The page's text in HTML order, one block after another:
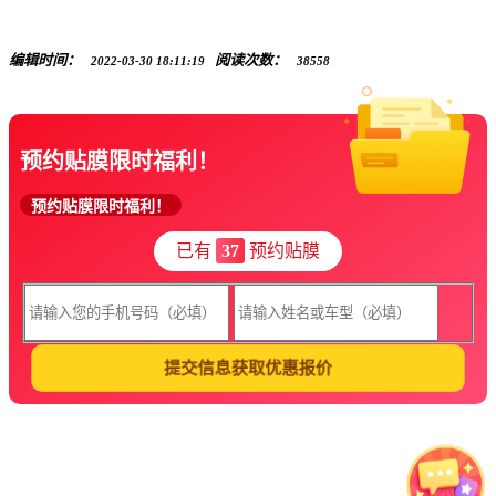
编辑时间： 2022-03-30 18:11:19 阅读次数： 38558
预约贴膜限时福利！
预约贴膜限时福利！
已有 37 预约贴膜
提交信息获取优惠报价